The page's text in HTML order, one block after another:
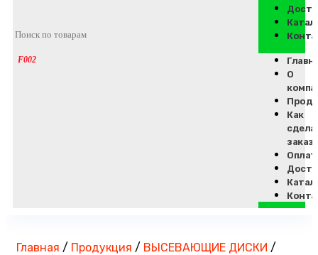
О
Как
заказ
Главная / Продукция / ВЫСЕВАЮЩИЕ ДИСКИ /